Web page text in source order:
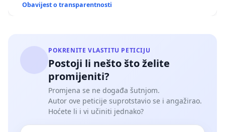
Obavijest o transparentnosti
POKRENITE VLASTITU PETICIJU
Postoji li nešto što želite
promijeniti?
Promjena se ne događa šutnjom.
Autor ove peticije suprotstavio se i angažirao.
Hoćete li i vi učiniti jednako?